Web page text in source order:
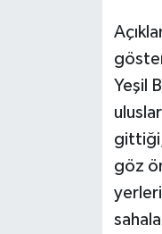
Yeşil
göz